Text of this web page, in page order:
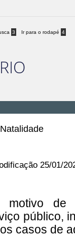
3 Ir para o rodapé 4
25/01/
motivo de
público,
casos de